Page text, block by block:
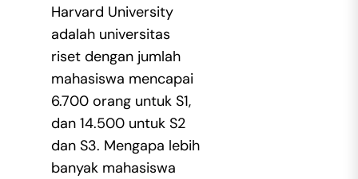
Harvard University
adalah universitas
riset dengan jumlah
mahasiswa mencapai
6.700 orang untuk S1,
dan 14.500 untuk S2
dan S3. Mengapa lebih
banyak mahasiswa